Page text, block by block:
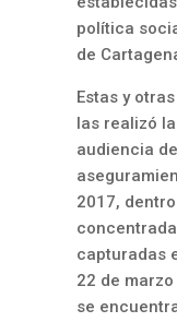
política
de
Estas y
las realizó
audiencia
2017,
capturadas
22 de
se